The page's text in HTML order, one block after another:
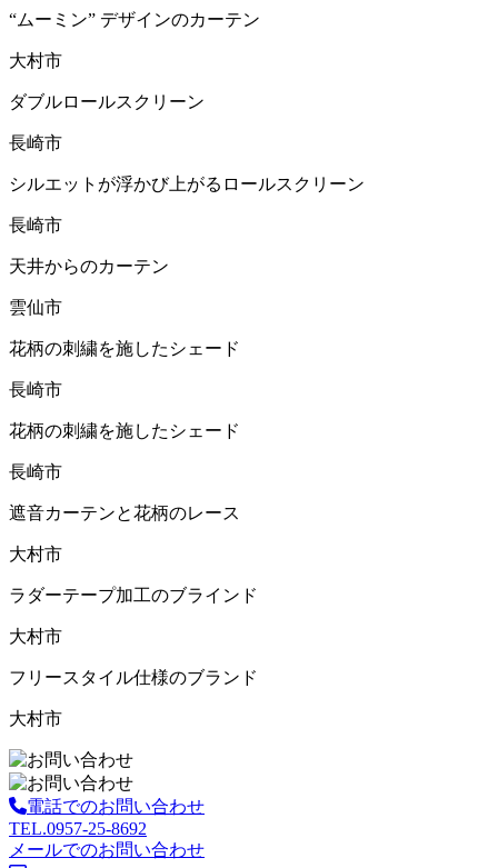
“ムーミン” デザインのカーテン
大村市
ダブルロールスクリーン
長崎市
シルエットが浮かび上がるロールスクリーン
長崎市
天井からのカーテン
雲仙市
花柄の刺繍を施したシェード
長崎市
花柄の刺繍を施したシェード
長崎市
遮音カーテンと花柄のレース
大村市
ラダーテープ加工のブラインド
大村市
フリースタイル仕様のブランド
大村市
電話でのお問い合わせ
TEL.0957-25-8692
メールでのお問い合わせ